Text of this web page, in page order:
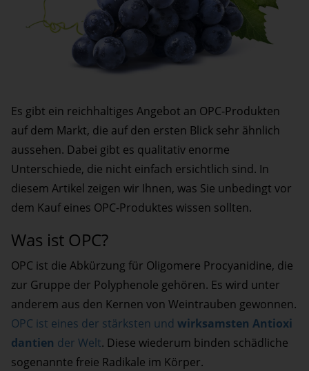
Es gibt ein reichhaltiges Angebot an OPC-Produkten
auf dem Markt, die auf den ersten Blick sehr ähnlich
aussehen. Dabei gibt es qualitativ enorme
Unterschiede, die nicht einfach ersichtlich sind. In
diesem Artikel zeigen wir Ihnen, was Sie unbedingt vor
dem Kauf eines OPC-Produktes wissen sollten.
Was ist OPC?
OPC ist die Abkürzung für Oligomere Procyanidine, die
zur Gruppe der Polyphenole gehören. Es wird unter
anderem aus den Kernen von Weintrauben gewonnen.
OPC ist eines der stärksten und wirksamsten Antioxi
dantien der Welt. Diese wiederum binden schädliche
sogenannte freie Radikale im Körper.